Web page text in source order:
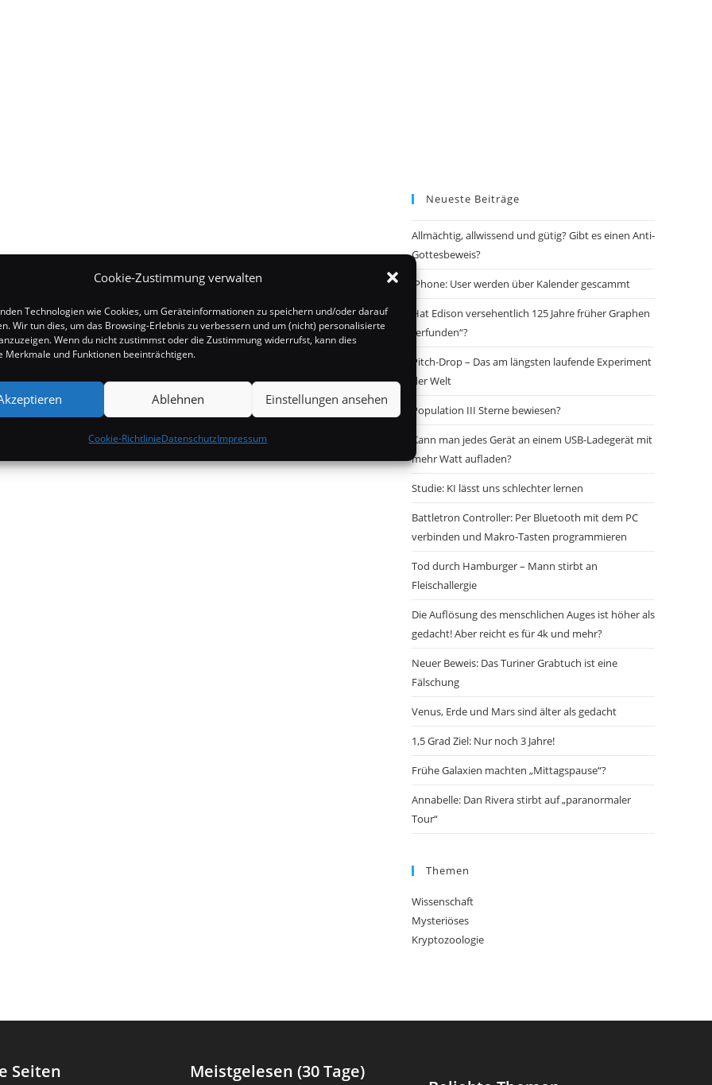
Cookie-Zustimmung verwalten
Technologien wie Cookies, um Geräteinformationen zu speichern und/oder darauf
Wir tun dies, um das Browsing-Erlebnis zu verbessern und um (nicht) personalisierte
Wenn du nicht zustimmst oder die Zustimmung widerrufst, kann dies
Merkmale und Funktionen beeinträchtigen.
Ablehnen Einstellungen ansehen
Cookie-RichtlinieDatenschutzImpressum
Neueste Beiträge
Allmächtig, allwissend und gütig? Gibt es einen Anti-
Gottesbeweis?
iPhone: User werden über Kalender gescammt
Hat Edison versehentlich 125 Jahre früher Graphen
„erfunden“?
Pitch-Drop – Das am längsten laufende Experiment
der Welt
Population III Sterne bewiesen?
Kann man jedes Gerät an einem USB-Ladegerät mit
mehr Watt aufladen?
Studie: KI lässt uns schlechter lernen
Battletron Controller: Per Bluetooth mit dem PC
verbinden und Makro-Tasten programmieren
Tod durch Hamburger – Mann stirbt an
Fleischallergie
Die Auflösung des menschlichen Auges ist höher als
gedacht! Aber reicht es für 4k und mehr?
Neuer Beweis: Das Turiner Grabtuch ist eine
Fälschung
Venus, Erde und Mars sind älter als gedacht
1,5 Grad Ziel: Nur noch 3 Jahre!
Frühe Galaxien machten „Mittagspause“?
Annabelle: Dan Rivera stirbt auf „paranormaler
Tour“
Themen
Wissenschaft
Mysteriöses
Kryptozoologie
Seiten Meistgelesen (30 Tage)